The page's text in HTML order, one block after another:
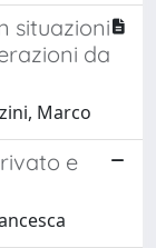
situazioni
da
Marco
e